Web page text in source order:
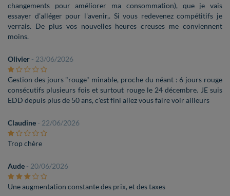
changements pour améliorer ma consommation), que je vais
essayer d'alléger pour l'avenir,. Si vous redevenez compétitifs je
verrais. De plus vos nouvelles heures creuses me conviennent
moins.
Olivier - 23/06/2026
Gestion des jours "rouge" minable, proche du néant : 6 jours rouge
consécutifs plusieurs fois et surtout rouge le 24 décembre. JE suis
EDD depuis plus de 50 ans, c'est fini allez vous faire voir ailleurs
Claudine - 22/06/2026
Trop chère
Aude - 20/06/2026
Une augmentation constante des prix, et des taxes